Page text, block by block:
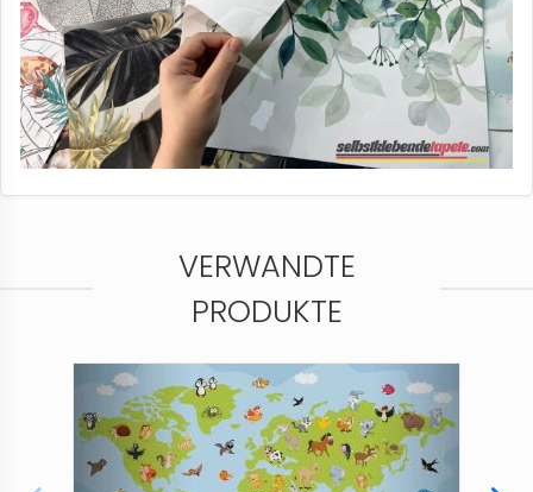
VERWANDTE
PRODUKTE